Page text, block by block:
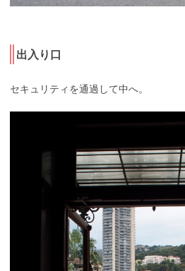
出入り口
セキュリティを通過して中へ。